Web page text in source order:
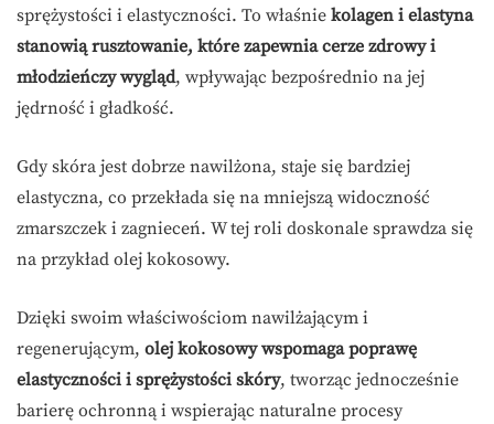
sprężystości i elastyczności. To właśnie kolagen i elastyna
stanowią rusztowanie, które zapewnia cerze zdrowy i
młodzieńczy wygląd, wpływając bezpośrednio na jej
jędrność i gładkość.
Gdy skóra jest dobrze nawilżona, staje się bardziej
elastyczna, co przekłada się na mniejszą widoczność
zmarszczek i zagnieceń. W tej roli doskonale sprawdza się
na przykład olej kokosowy.
Dzięki swoim właściwościom nawilżającym i
regenerującym, olej kokosowy wspomaga poprawę
elastyczności i sprężystości skóry, tworząc jednocześnie
barierę ochronną i wspierając naturalne procesy